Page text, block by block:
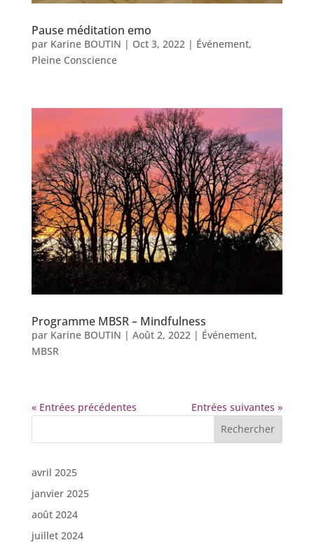
Pause méditation emo
par Karine BOUTIN | Oct 3, 2022| Événement,
Pleine Conscience
Programme MBSR – Mindfulness
par Karine BOUTIN | Août 2, 2022 | Événement,
MBSR
« Entrées précédentes
Entrées suivantes »
Rechercher
avril 2025
janvier 2025
août 2024
juillet 2024